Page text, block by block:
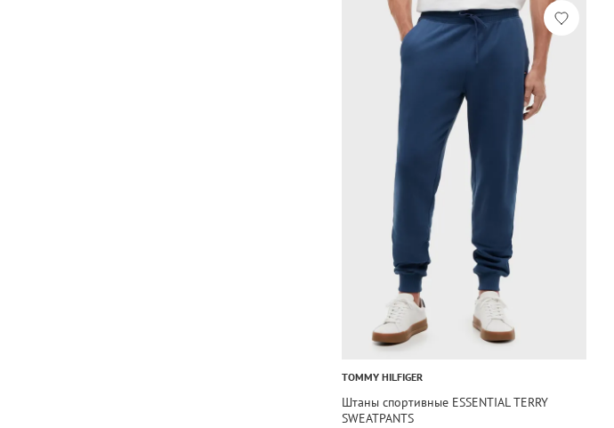
TOMMY HILFIGER
Штаны спортивные ESSENTIAL TERRY
SWEATPANTS